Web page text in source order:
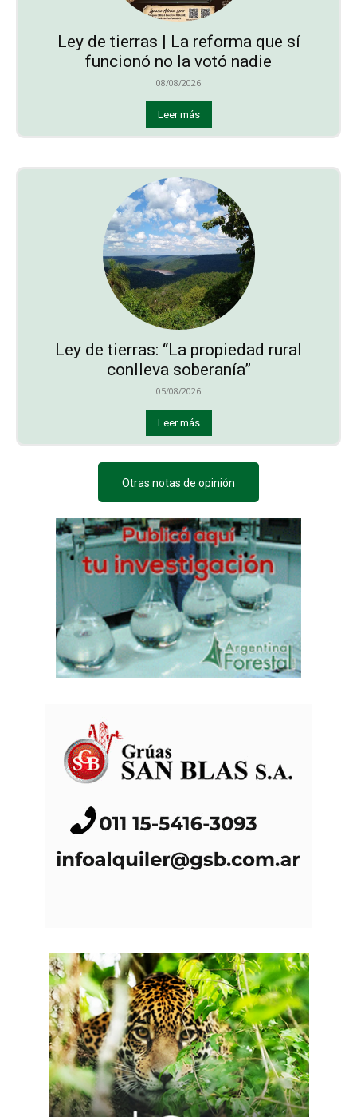
Ley de tierras | La reforma que sí
funcionó no la votó nadie
08/08/2026
Leer más
Ley de tierras: “La propiedad rural
conlleva soberanía”
05/08/2026
Leer más
Otras notas de opinión